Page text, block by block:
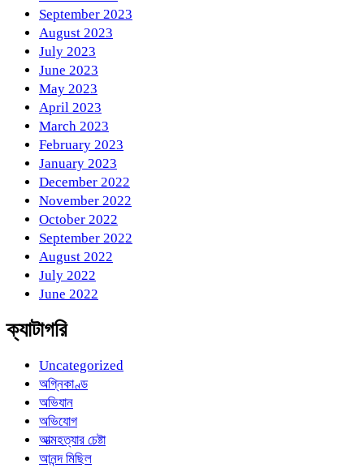
September 2023
August 2023
July 2023
June 2023
May 2023
April 2023
March 2023
February 2023
January 2023
December 2022
November 2022
October 2022
September 2022
August 2022
July 2022
June 2022
ক্যাটাগরি
Uncategorized
অগ্নিকাণ্ড
অভিযান
অভিযোগ
আত্মহত্যার চেষ্টা
আনন্দ মিছিল